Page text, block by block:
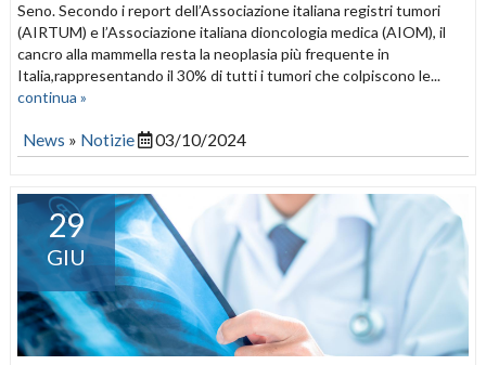
Seno. Secondo i report dell’Associazione italiana registri tumori
(AIRTUM) e l’Associazione italiana dioncologia medica (AIOM), il
cancro alla mammella resta la neoplasia più frequente in
Italia,rappresentando il 30% di tutti i tumori che colpiscono le...
continua »
News » Notizie 03/10/2024
29
GIU